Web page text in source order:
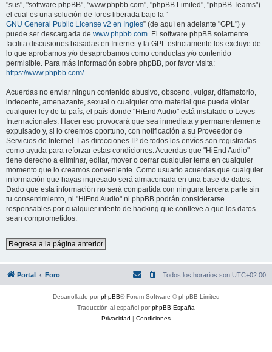
"sus", "software phpBB", "www.phpbb.com", "phpBB Limited", "phpBB Teams")
el cual es una solución de foros liberada bajo la “
GNU General Public License v2 en Ingles” (de aquí en adelante "GPL") y
puede ser descargada de www.phpbb.com. El software phpBB solamente
facilita discusiones basadas en Internet y la GPL estrictamente los excluye de
lo que aprobamos y/o desaprobamos como conductas y/o contenido
permisible. Para más información sobre phpBB, por favor visita:
https://www.phpbb.com/.
Acuerdas no enviar ningun contenido abusivo, obsceno, vulgar, difamatorio,
indecente, amenazante, sexual o cualquier otro material que pueda violar
cualquier ley de tu país, el país donde "HiEnd Audio" está instalado o Leyes
Internacionales. Hacer eso provocará que sea inmediata y permanentemente
expulsado y, si lo creemos oportuno, con notificación a su Proveedor de
Servicios de Internet. Las direcciones IP de todos los envíos son registradas
como ayuda para reforzar estas condiciones. Acuerdas que "HiEnd Audio"
tiene derecho a eliminar, editar, mover o cerrar cualquier tema en cualquier
momento que lo creamos conveniente. Como usuario acuerdas que cualquier
información que hayas ingresado será almacenada en una base de datos.
Dado que esta información no será compartida con ninguna tercera parte sin
tu consentimiento, ni "HiEnd Audio" ni phpBB podrán considerarse
responsables por cualquier intento de hacking que conlleve a que los datos
sean comprometidos.
Regresa a la página anterior
Portal Foro Todos los horarios son UTC+02:00
Desarrollado porphpBB® Forum Software © phpBB Limited
Traducción al español porphpBB España
Privacidad | Condiciones